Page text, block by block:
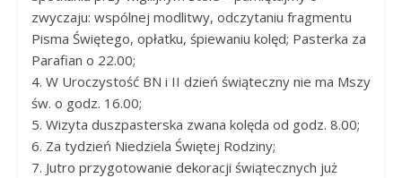
zwyczaju: wspólnej modlitwy, odczytaniu fragmentu
Pisma Świętego, opłatku, śpiewaniu kolęd; Pasterka za
Parafian o 22.00;
4. W Uroczystość BN i II dzień świąteczny nie ma Mszy
św. o godz. 16.00;
5. Wizyta duszpasterska zwana kolęda od godz. 8.00;
6. Za tydzień Niedziela Świętej Rodziny;
7. Jutro przygotowanie dekoracji świątecznych już